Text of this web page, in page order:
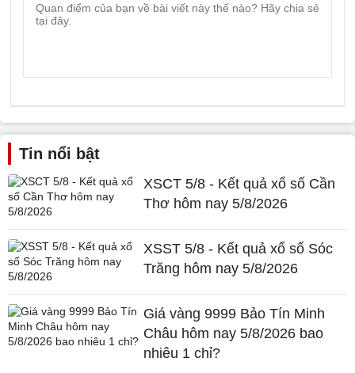
Tin nổi bật
XSCT 5/8 - Kết quả xổ số Cần
Thơ hôm nay 5/8/2026
XSST 5/8 - Kết quả xổ số Sóc
Trăng hôm nay 5/8/2026
Giá vàng 9999 Bảo Tín Minh
Châu hôm nay 5/8/2026 bao
nhiêu 1 chỉ?